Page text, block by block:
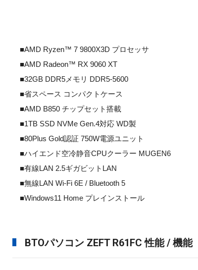
■AMD Ryzen™ 7 9800X3D プロセッサ
■AMD Radeon™ RX 9060 XT
■32GB DDR5メモリ DDR5-5600
■省スペース コンパクトケース
■AMD B850 チップセット搭載
■1TB SSD NVMe Gen.4対応 WD製
■80Plus Gold認証 750W電源ユニット
■ハイエンド空冷静音CPUクーラー MUGEN6
■有線LAN 2.5ギガビットLAN
■無線LAN Wi-Fi 6E / Bluetooth 5
■Windows11 Home プレインストール
BTOパソコン ZEFT R61FC 性能 / 機能